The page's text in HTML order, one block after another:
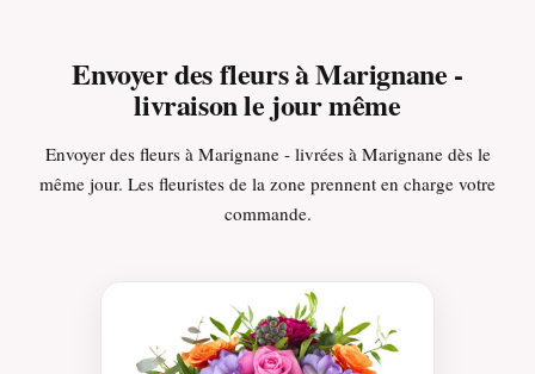
Envoyer des fleurs à Marignane -
livraison le jour même
Envoyer des fleurs à Marignane - livrées à Marignane dès le
même jour. Les fleuristes de la zone prennent en charge votre
commande.